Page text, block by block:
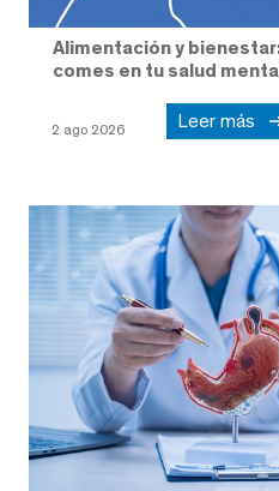
Alimentación y
comes en tu salud
2 ago 2026 Leer más